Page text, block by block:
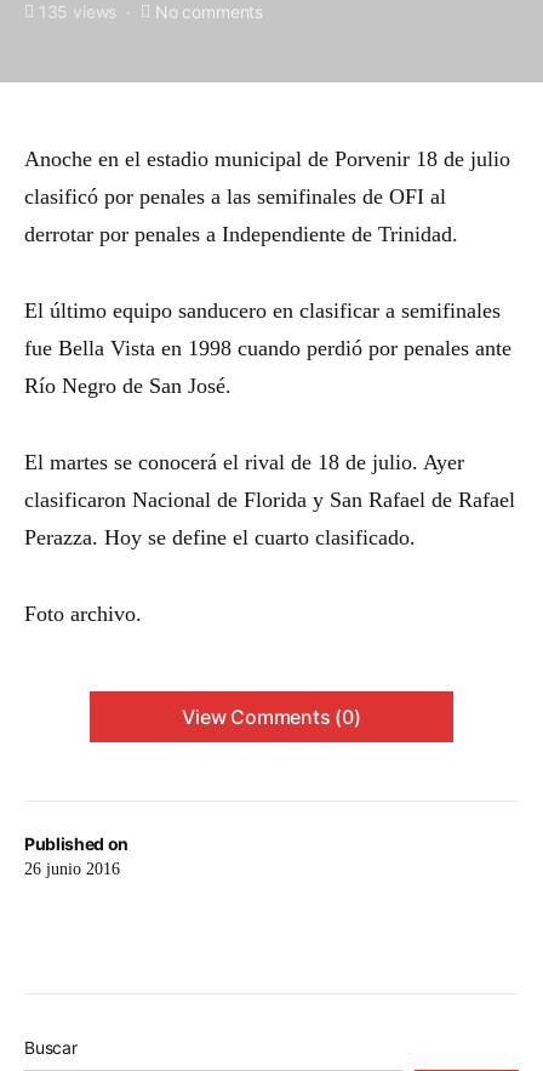
135 views No comments
Published on
26 junio 2016
Anoche en el estadio municipal de Porvenir 18 de julio
clasificó por penales a las semifinales de OFI al
derrotar por penales a Independiente de Trinidad.
El último equipo sanducero en clasificar a semifinales
fue Bella Vista en 1998 cuando perdió por penales ante
Río Negro de San José.
El martes se conocerá el rival de 18 de julio. Ayer
clasificaron Nacional de Florida y San Rafael de Rafael
Perazza. Hoy se define el cuarto clasificado.
Foto archivo.
View Comments (0)
Buscar